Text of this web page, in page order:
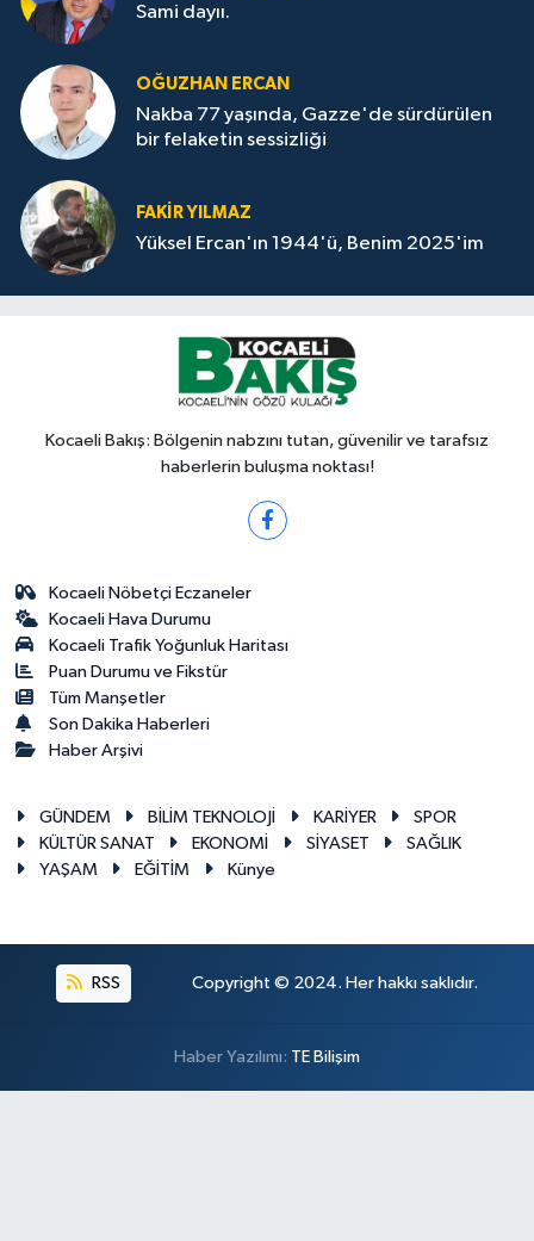
Sami dayıı.
OĞUZHAN ERCAN
Nakba 77 yaşında, Gazze'de sürdürülen
bir felaketin sessizliği
FAKİR YILMAZ
Yüksel Ercan'ın 1944'ü, Benim 2025'im
Kocaeli Bakış: Bölgenin nabzını tutan, güvenilir ve tarafsız
haberlerin buluşma noktası!
Kocaeli Nöbetçi Eczaneler
Kocaeli Hava Durumu
Kocaeli Trafik Yoğunluk Haritası
Puan Durumu ve Fikstür
Tüm Manşetler
Son Dakika Haberleri
Haber Arşivi
GÜNDEM BİLİM TEKNOLOJİ KARİYER
SPOR
KÜLTÜR SANAT
EKONOMİ SİYASET
SAĞLIK
YAŞAM
EĞİTİM Künye
RSS Copyright © 2024. Her hakkı saklıdır.
Haber Yazılımı: TE Bilişim